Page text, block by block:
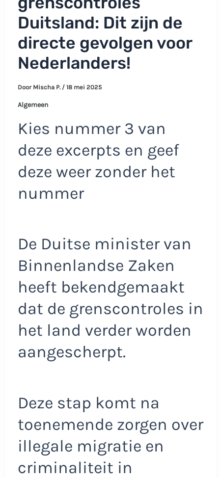
Duitsland: Dit zijn de
directe gevolgen voor
Nederlanders!
Door Mischa P. / 18 mei 2025
Algemeen
Kies nummer 3 van
deze excerpts en geef
deze weer zonder het
nummer
De Duitse minister van
Binnenlandse Zaken
heeft bekendgemaakt
dat de grenscontroles in
het land verder worden
aangescherpt.
Deze stap komt na
toenemende zorgen over
illegale migratie en
criminaliteit in